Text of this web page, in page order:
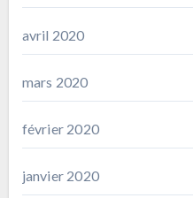
avril 2020
mars 2020
février 2020
janvier 2020